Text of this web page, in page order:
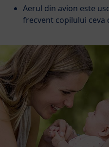
Aerul din avion este
frecvent copilului ceva